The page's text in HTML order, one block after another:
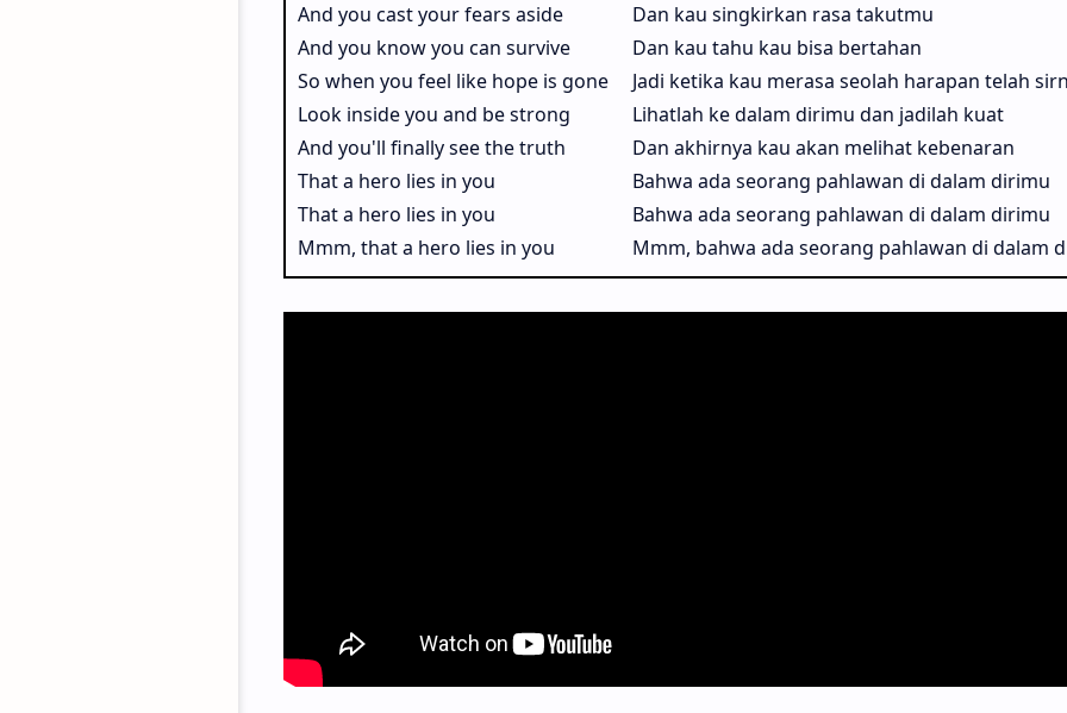
And you cast your fears aside
And you know you can survive
So when you feel like hope is gone
Look inside you and be strong
And you'll finally see the truth
That a hero lies in you
That a hero lies in you
Mmm, that a hero lies in you
Dan kau singkirkan rasa takutmu
Dan kau tahu kau bisa bertahan
Jadi ketika kau merasa seolah harapan telah
Lihatlah ke dalam dirimu dan jadilah kuat
Dan akhirnya kau akan melihat kebenaran
Bahwa ada seorang pahlawan di dalam dirimu
Bahwa ada seorang pahlawan di dalam dirimu
Mmm, bahwa ada seorang pahlawan di dalam